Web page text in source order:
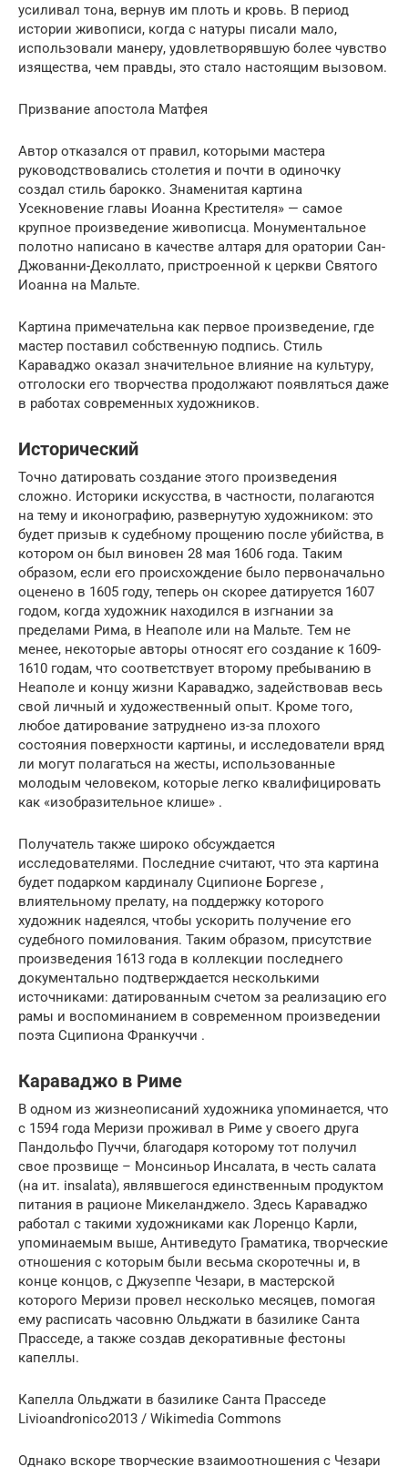
усиливал тона, вернув им плоть и кровь. В период
истории живописи, когда с натуры писали мало,
использовали манеру, удовлетворявшую более чувство
изящества, чем правды, это стало настоящим вызовом.
Призвание апостола Матфея
Автор отказался от правил, которыми мастера
руководствовались столетия и почти в одиночку
создал стиль барокко. Знаменитая картина
Усекновение главы Иоанна Крестителя» — самое
крупное произведение живописца. Монументальное
полотно написано в качестве алтаря для оратории Сан-
Джованни-Деколлато, пристроенной к церкви Святого
Иоанна на Мальте.
Картина примечательна как первое произведение, где
мастер поставил собственную подпись. Стиль
Караваджо оказал значительное влияние на культуру,
отголоски его творчества продолжают появляться даже
в работах современных художников.
Исторический
Точно датировать создание этого произведения
сложно. Историки искусства, в частности, полагаются
на тему и иконографию, развернутую художником: это
будет призыв к судебному прощению после убийства, в
котором он был виновен 28 мая 1606 года. Таким
образом, если его происхождение было первоначально
оценено в 1605 году, теперь он скорее датируется 1607
годом, когда художник находился в изгнании за
пределами Рима, в Неаполе или на Мальте. Тем не
менее, некоторые авторы относят его создание к 1609-
1610 годам, что соответствует второму пребыванию в
Неаполе и концу жизни Караваджо, задействовав весь
свой личный и художественный опыт. Кроме того,
любое датирование затруднено из-за плохого
состояния поверхности картины, и исследователи вряд
ли могут полагаться на жесты, использованные
молодым человеком, которые легко квалифицировать
как «изобразительное клише» .
Получатель также широко обсуждается
исследователями. Последние считают, что эта картина
будет подарком кардиналу Сципионе Боргезе ,
влиятельному прелату, на поддержку которого
художник надеялся, чтобы ускорить получение его
судебного помилования. Таким образом, присутствие
произведения 1613 года в коллекции последнего
документально подтверждается несколькими
источниками: датированным счетом за реализацию его
рамы и воспоминанием в современном произведении
поэта Сципиона Франкуччи .
Караваджо в Риме
В одном из жизнеописаний художника упоминается, что
с 1594 года Меризи проживал в Риме у своего друга
Пандольфо Пуччи, благодаря которому тот получил
свое прозвище – Монсиньор Инсалата, в честь салата
(на ит. insalata), являвшегося единственным продуктом
питания в рационе Микеланджело. Здесь Караваджо
работал с такими художниками как Лоренцо Карли,
упоминаемым выше, Антиведуто Граматика, творческие
отношения с которым были весьма скоротечны и, в
конце концов, с Джузеппе Чезари, в мастерской
которого Меризи провел несколько месяцев, помогая
ему расписать часовню Ольджати в базилике Санта
Прасседе, а также создав декоративные фестоны
капеллы.
Капелла Ольджати в базилике Санта Прасседе
Livioandronico2013 / Wikimedia Commons
Однако вскоре творческие взаимоотношения с Чезари